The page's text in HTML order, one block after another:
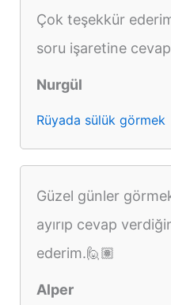
Çok teşekkür
soru işaretine
Nurgül
Rüyada sülük görmek
Güzel günler
ayırıp cevap
ederim.🙋🏽
Alper